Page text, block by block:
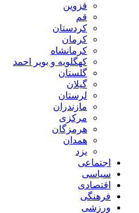
قزوین
قم
کردستان
کرمان
کرمانشاه
کهگلویه و بویر احمد
گلستان
گیلان
لرستان
مازندران
مرکزی
هرمزگان
همدان
یزد
اجتماعی
سیاسی
اقتصادی
فرهنگی
ورزشی